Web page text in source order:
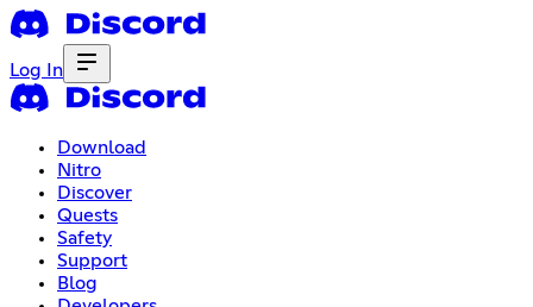
Log In
Download
Nitro
Discover
Quests
Safety
Support
Blog